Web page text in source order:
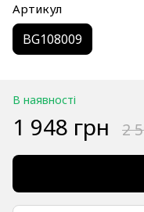
Артикул
BG108009
В наявності
1 948 грн 2